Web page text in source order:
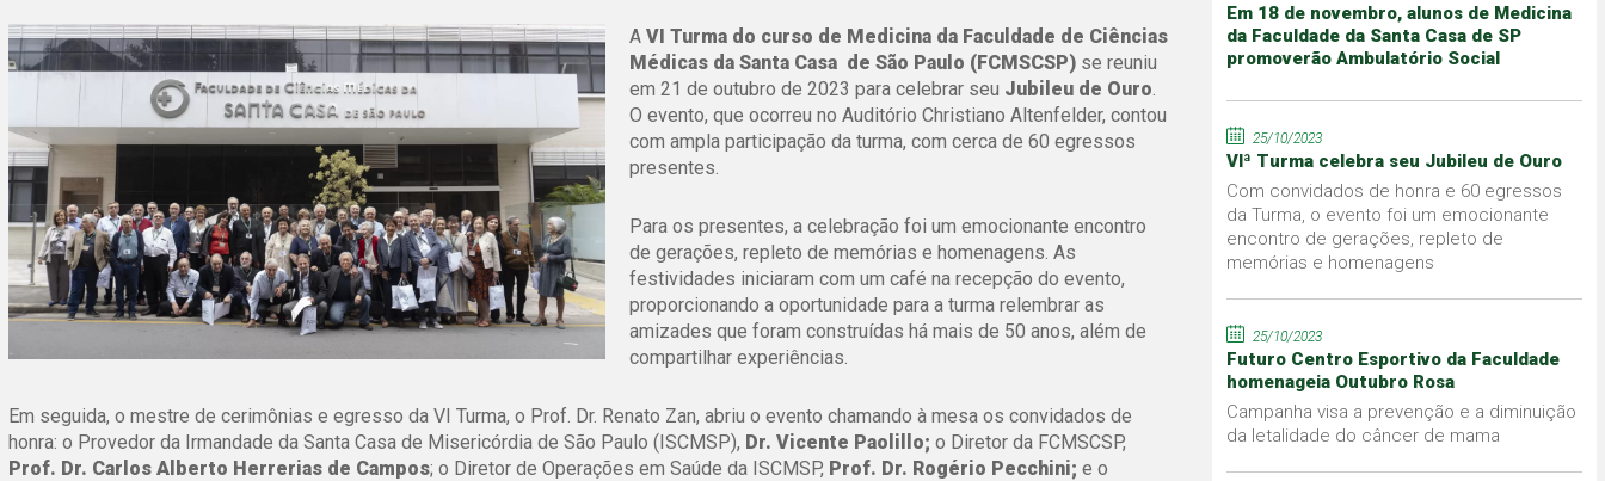
A VI Turma do curso de Medicina da Faculdade de Ciências
Médicas da Santa Casa de São Paulo (FCMSCSP)se reuniu
em 21 de outubro de 2023 para celebrar seu Jubileu de Ouro.
O evento, que ocorreu no Auditório Christiano Altenfelder, contou
com ampla participação da turma, com cerca de 60 egressos
presentes.
Para os presentes, a celebração foi um emocionante encontro
de gerações, repleto de memórias e homenagens. As
festividades iniciaram com um café na recepção do evento,
proporcionando a oportunidade para a turma relembrar as
amizades que foram construídas há mais de 50 anos, além de
compartilhar experiências.
Em seguida, o mestre de cerimônias e egresso da VI Turma, o Prof. Dr. Renato Zan, abriu o evento chamando à mesa os convidados de
honra: o Provedor da Irmandade da Santa Casa de Misericórdia de São Paulo (ISCMSP), Dr. Vicente Paolillo; o Diretor da FCMSCSP,
Prof. Dr. Carlos Alberto Herrerias de Campos; o Diretor de Operações em Saúde da ISCMSP, Prof. Dr. Rogério Pecchini; e o
Em 18 de novembro, alunos de Medicina
da Faculdade da Santa Casa de SP
promoverão Ambulatório Social
25/10/2023
VIª Turma celebra seu Jubileu de Ouro
Com convidados de honra e 60 egressos
da Turma, o evento foi um emocionante
encontro de gerações, repleto de
memórias e homenagens
25/10/2023
Futuro Centro Esportivo da Faculdade
homenageia Outubro Rosa
Campanha visa a prevenção e a diminuição
da letalidade do câncer de mama